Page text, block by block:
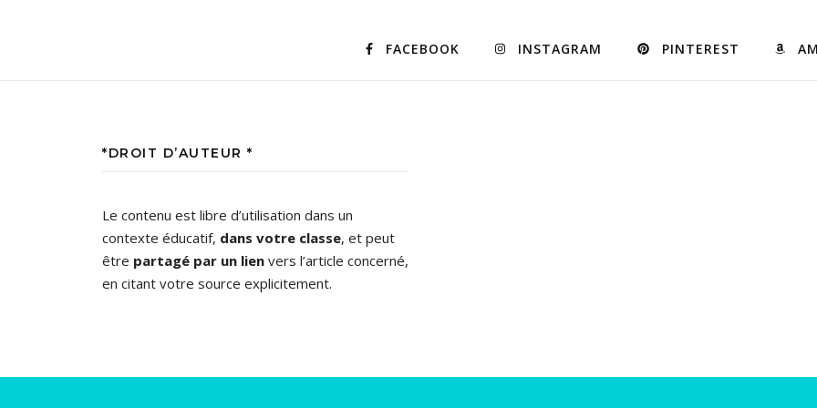
FACEBOOK INSTAGRAM PINTEREST
*DROIT D’AUTEUR *
Le contenu est libre d’utilisation dans un
contexte éducatif, dans votre classe, et peut
être partagé par un lien vers l’article concerné,
en citant votre source explicitement.